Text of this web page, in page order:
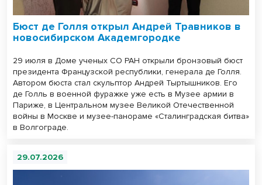
Бюст де Голля открыл Андрей Травников в
новосибирском Академгородке
29 июля в Доме ученых СО РАН открыли бронзовый бюст
президента Французской республики, генерала де Голля.
Автором бюста стал скульптор Андрей Тыртышников. Его
де Голль в военной фуражке уже есть в Музее армии в
Париже, в Центральном музее Великой Отечественной
войны в Москве и музее-панораме «Сталинградская битва»
в Волгограде.
29.07.2026